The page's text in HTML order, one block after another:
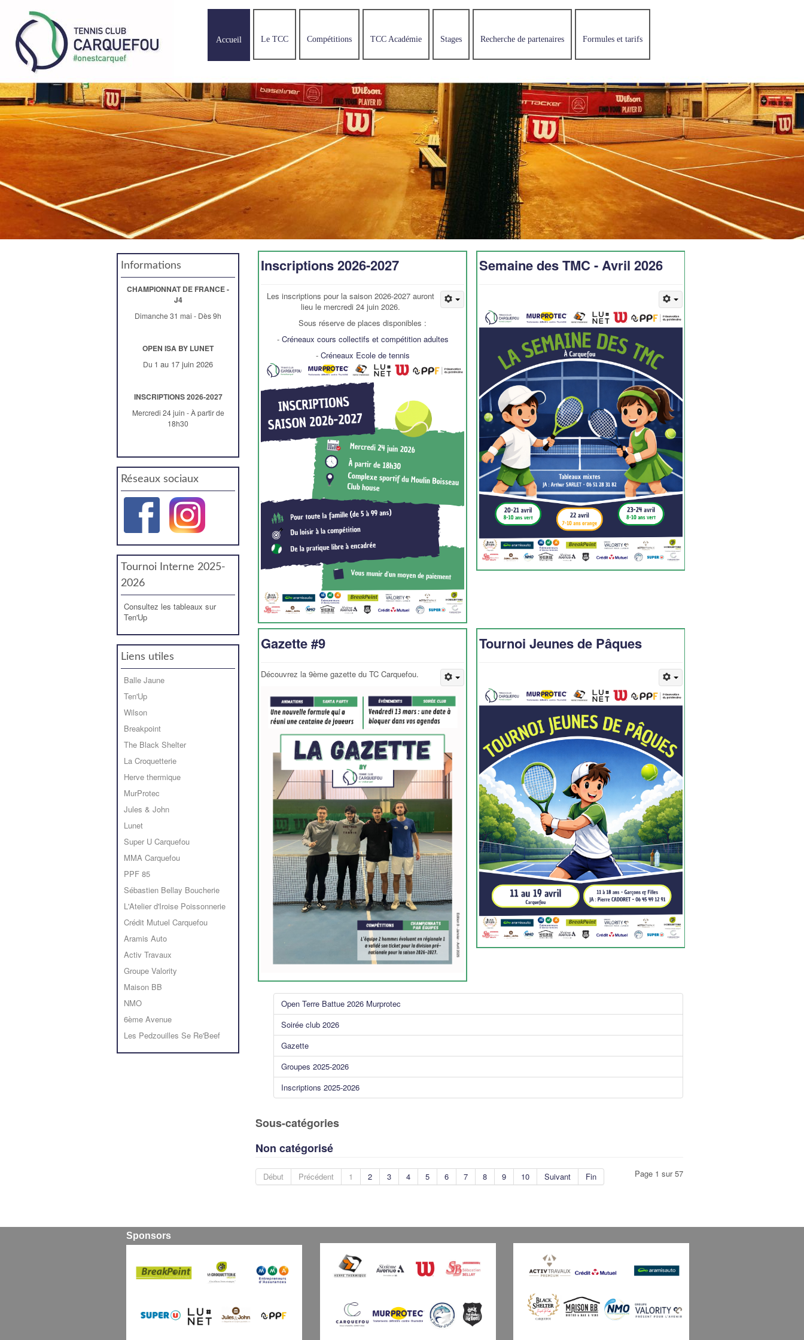
Accueil Le TCC Compétitions TCC Académie Stages Recherche de partenaires Formules et tarifs
Informations
CHAMPIONNAT DE FRANCE -
J4
Dimanche 31 mai - Dès 9h
OPEN ISA BY LUNET
Du 1 au 17 juin 2026
INSCRIPTIONS 2026-2027
Mercredi 24 juin - À partir de
18h30
Réseaux sociaux
Tournoi Interne 2025-
2026
Consultez les tableaux sur
Ten'Up
Liens utiles
Balle Jaune
Ten'Up
Wilson
Breakpoint
The Black Shelter
La Croquetterie
Herve thermique
MurProtec
Jules & John
Lunet
Super U Carquefou
MMA Carquefou
PPF 85
Sébastien Bellay Boucherie
L'Atelier d'Iroise Poissonnerie
Crédit Mutuel Carquefou
Aramis Auto
Activ Travaux
Groupe Valority
Maison BB
NMO
6ème Avenue
Les Pedzouilles Se Re'Beef
Inscriptions 2026-2027
Les inscriptions pour la saison 2026-2027 auront
lieu le mercredi 24 juin 2026.
Sous réserve de places disponibles :
- Créneaux cours collectifs et compétition adultes
- Créneaux Ecole de tennis
Semaine des TMC - Avril 2026
Gazette #9
Découvrez la 9ème gazette du TC Carquefou.
Tournoi Jeunes de Pâques
Open Terre Battue 2026 Murprotec
Soirée club 2026
Gazette
Groupes 2025-2026
Inscriptions 2025-2026
Sous-catégories
Non catégorisé
Page 1 sur 57
Début Précédent 1 2 3 4 5 6 7 8 9 10 Suivant Fin
Sponsors